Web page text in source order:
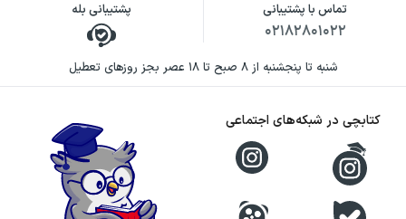
زندگی ای. جی. میان قفسه‌ها جریان دارد و
مطالعه به راهی برای نزدیک شدن به دیگران تبدیل
می‌شود. این نگاه، تجربه خواندن کتاب را برای
جهان می‌دانند، معنادارتر می‌کند.
نویسنده کتاب زندگی داستانی‌ای.
جی. فیکری
تماس با پشتیبانی
۰۲۱۸۲۸۰۱۰۲۲
پشتیبانی بله
شنبه تا پنجشنبه از ۸ صبح تا ۱۸ عصر بجز روزهای تعطیل
کتابچی در شبکه‌های اجتماعی